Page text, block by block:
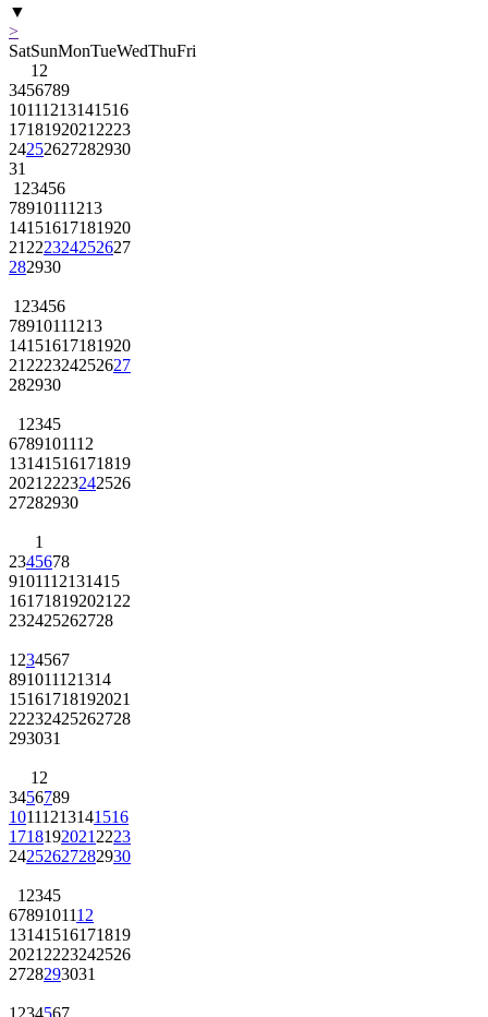
▼
>
SatSunMonTueWedThuFri
1 2
3456789
10111213141516
1718192021 2223
24252627282930
31
1 23456
78910111213
14151617181920
21 222324252627
282930
1 23456
78910111213
14151617181920
21 222324252627
282930
1 2345
6789101112
13141516171819
2021 2223242526
27282930
1
2345678
9101112131415
161718192021 22
232425262728
1 234567
891011121314
15161718192021
22232425262728
293031
1 2
3456789
10111213141516
1718192021 2223
24252627282930
1 2345
6789101112
13141516171819
2021 2223242526
2728293031
1 234567